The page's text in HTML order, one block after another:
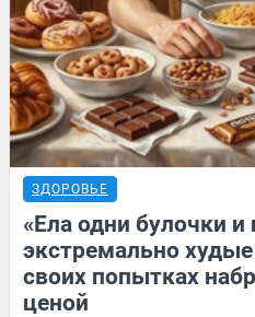
ЗДОРОВЬЕ
«Ела одни булочки
экстремально
своих попытках
ценой